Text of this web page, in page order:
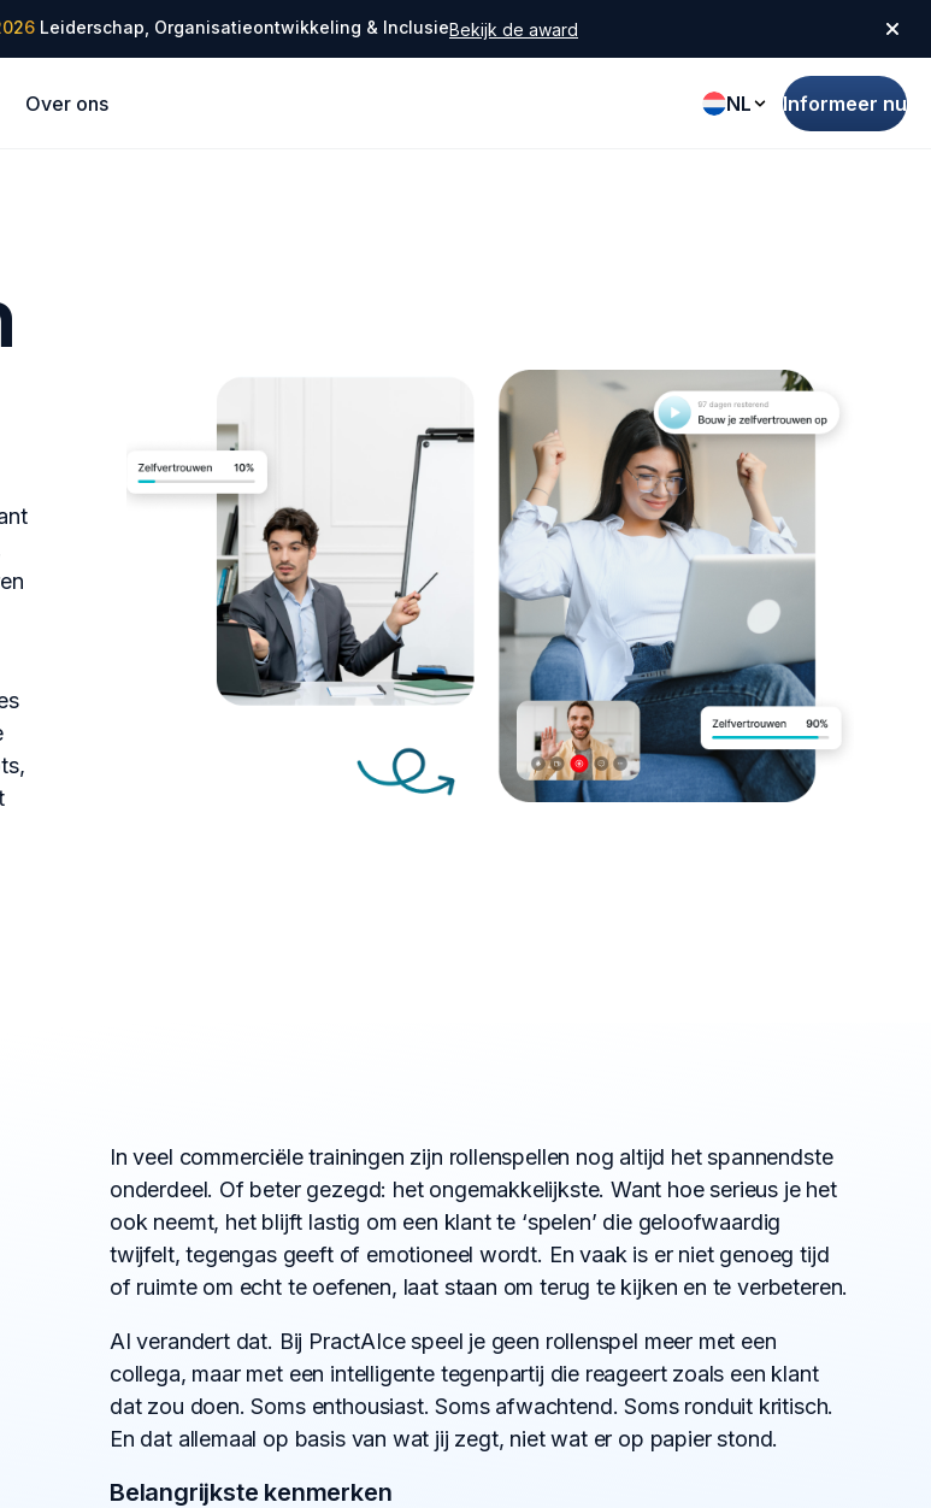
✦ Leiderschap, Organisatieontwikkeling & InclusieBekijk de award
Over ons NL Informeer nu
In veel commerciële trainingen zijn rollenspellen nog altijd het spannendste
onderdeel. Of beter gezegd: het ongemakkelijkste. Want hoe serieus je het
ook neemt, het blijft lastig om een klant te ‘spelen’ die geloofwaardig
twijfelt, tegengas geeft of emotioneel wordt. En vaak is er niet genoeg tijd
of ruimte om echt te oefenen, laat staan om terug te kijken en te verbeteren.
AI verandert dat. Bij PractAIce speel je geen rollenspel meer met een
collega, maar met een intelligente tegenpartij die reageert zoals een klant
dat zou doen. Soms enthousiast. Soms afwachtend. Soms ronduit kritisch.
En dat allemaal op basis van wat jij zegt, niet wat er op papier stond.
Belangrijkste kenmerken